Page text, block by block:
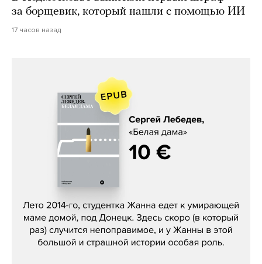
за борщевик, который нашли с помощью ИИ
17 часов назад
Сергей Лебедев, «Белая дама»